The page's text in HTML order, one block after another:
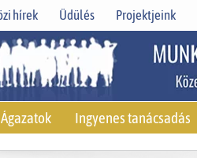
hírek Üdülés Projektjeink
Ágazatok Ingyenes tanácsadás